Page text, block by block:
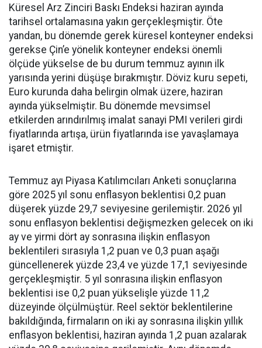
Küresel Arz Zinciri Baskı Endeksi haziran ayında
tarihsel ortalamasına yakın gerçekleşmiştir. Öte
yandan, bu dönemde gerek küresel konteyner endeksi
gerekse Çin’e yönelik konteyner endeksi önemli
ölçüde yükselse de bu durum temmuz ayının ilk
yarısında yerini düşüşe bırakmıştır. Döviz kuru sepeti,
Euro kurunda daha belirgin olmak üzere, haziran
ayında yükselmiştir. Bu dönemde mevsimsel
etkilerden arındırılmış imalat sanayi PMI verileri girdi
fiyatlarında artışa, ürün fiyatlarında ise yavaşlamaya
işaret etmiştir.
Temmuz ayı Piyasa Katılımcıları Anketi sonuçlarına
göre 2025 yıl sonu enflasyon beklentisi 0,2 puan
düşerek yüzde 29,7 seviyesine gerilemiştir. 2026 yıl
sonu enflasyon beklentisi değişmezken gelecek on iki
ay ve yirmi dört ay sonrasına ilişkin enflasyon
beklentileri sırasıyla 1,2 puan ve 0,3 puan aşağı
güncellenerek yüzde 23,4 ve yüzde 17,1 seviyesinde
gerçekleşmiştir. 5 yıl sonrasına ilişkin enflasyon
beklentisi ise 0,2 puan yükselişle yüzde 11,2
düzeyinde ölçülmüştür. Reel sektör beklentilerine
bakıldığında, firmaların on iki ay sonrasına ilişkin yıllık
enflasyon beklentisi, haziran ayında 1,2 puan azalarak